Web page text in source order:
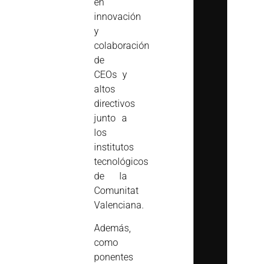
innovación
y
colaboración
de
CEOs y
altos
directivos
junto a
los
institutos
tecnológicos
de la
Comunitat
Valenciana.
Además,
como
ponentes